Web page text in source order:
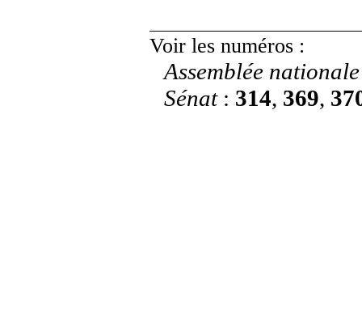
Voir les numéros :
Assemblée nationale
Sénat : 314, 369,